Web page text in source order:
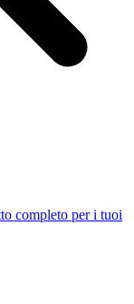
completo per i tuoi